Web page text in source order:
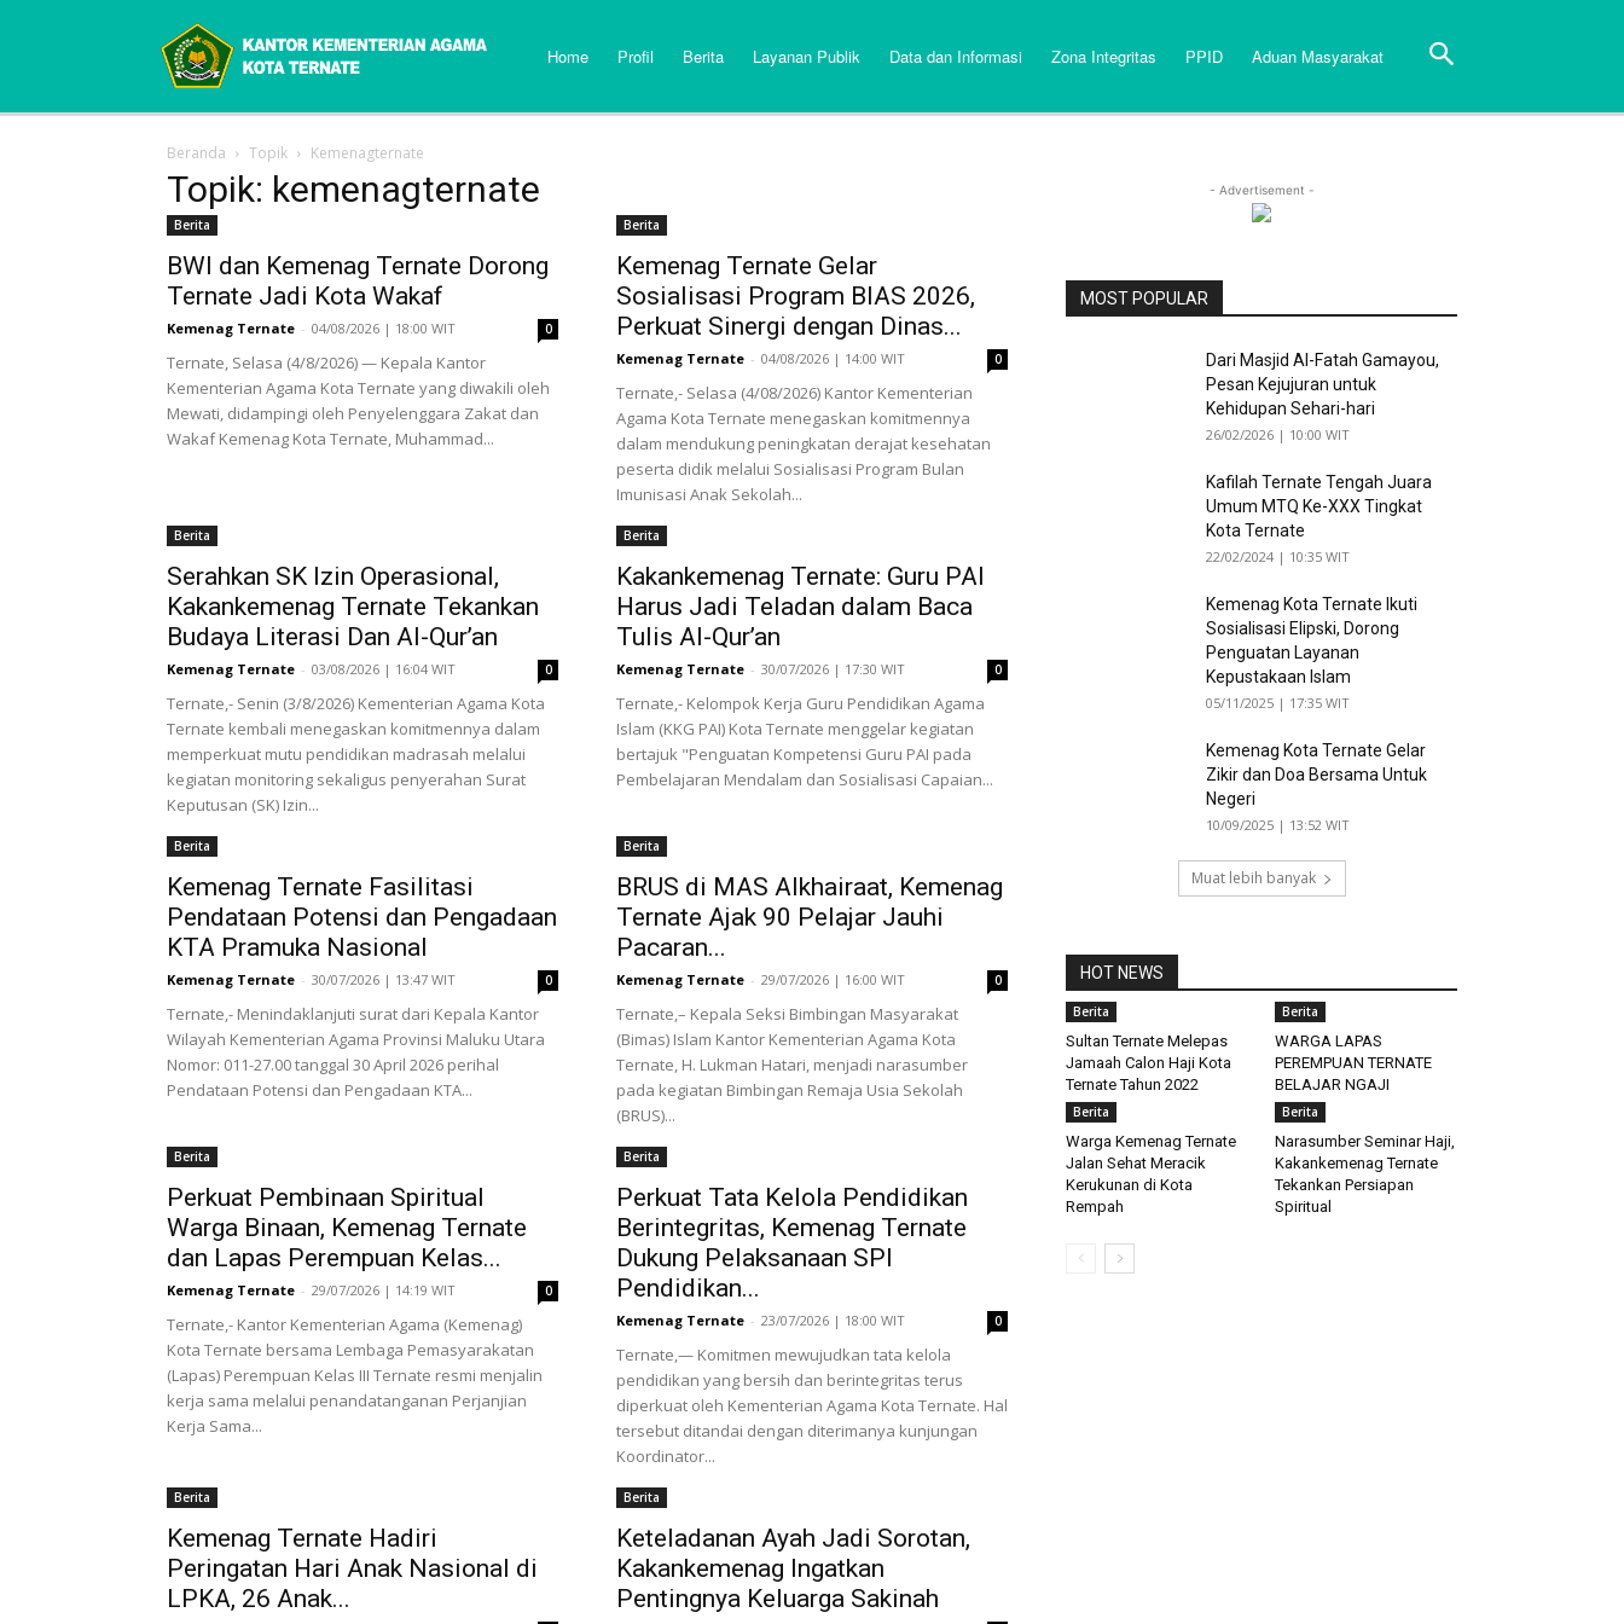
Home Profil Berita Layanan Publik Data dan Informasi Zona Integritas PPID Aduan Masyarakat
Beranda Topik Kemenagternate
Topik: kemenagternate
Berita
BWI dan Kemenag Ternate Dorong
Ternate Jadi Kota Wakaf
Kemenag Ternate - 04/08/2026 | 18:00 WIT 0
Ternate, Selasa (4/8/2026) — Kepala Kantor
Kementerian Agama Kota Ternate yang diwakili oleh
Mewati, didampingi oleh Penyelenggara Zakat dan
Wakaf Kemenag Kota Ternate, Muhammad...
Berita
Kemenag Ternate Gelar
Sosialisasi Program BIAS 2026,
Perkuat Sinergi dengan Dinas...
Kemenag Ternate - 04/08/2026 | 14:00 WIT 0
Ternate,- Selasa (4/08/2026) Kantor Kementerian
Agama Kota Ternate menegaskan komitmennya
dalam mendukung peningkatan derajat kesehatan
peserta didik melalui Sosialisasi Program Bulan
Imunisasi Anak Sekolah...
Berita
Serahkan SK Izin Operasional,
Kakankemenag Ternate Tekankan
Budaya Literasi Dan Al-Qur’an
Kemenag Ternate - 03/08/2026 | 16:04 WIT 0
Ternate,- Senin (3/8/2026) Kementerian Agama Kota
Ternate kembali menegaskan komitmennya dalam
memperkuat mutu pendidikan madrasah melalui
kegiatan monitoring sekaligus penyerahan Surat
Keputusan (SK) Izin...
Berita
Kakankemenag Ternate: Guru PAI
Harus Jadi Teladan dalam Baca
Tulis Al-Qur’an
Kemenag Ternate - 30/07/2026 | 17:30 WIT 0
Ternate,- Kelompok Kerja Guru Pendidikan Agama
Islam (KKG PAI) Kota Ternate menggelar kegiatan
bertajuk "Penguatan Kompetensi Guru PAI pada
Pembelajaran Mendalam dan Sosialisasi Capaian...
Berita
Kemenag Ternate Fasilitasi
Pendataan Potensi dan Pengadaan
KTA Pramuka Nasional
Kemenag Ternate - 30/07/2026 | 13:47 WIT 0
Ternate,- Menindaklanjuti surat dari Kepala Kantor
Wilayah Kementerian Agama Provinsi Maluku Utara
Nomor: 011-27.00 tanggal 30 April 2026 perihal
Pendataan Potensi dan Pengadaan KTA...
Berita
BRUS di MAS Alkhairaat, Kemenag
Ternate Ajak 90 Pelajar Jauhi
Pacaran...
Kemenag Ternate - 29/07/2026 | 16:00 WIT 0
Ternate,– Kepala Seksi Bimbingan Masyarakat
(Bimas) Islam Kantor Kementerian Agama Kota
Ternate, H. Lukman Hatari, menjadi narasumber
pada kegiatan Bimbingan Remaja Usia Sekolah
(BRUS)...
Berita
Perkuat Pembinaan Spiritual
Warga Binaan, Kemenag Ternate
dan Lapas Perempuan Kelas...
Kemenag Ternate - 29/07/2026 | 14:19 WIT 0
Ternate,- Kantor Kementerian Agama (Kemenag)
Kota Ternate bersama Lembaga Pemasyarakatan
(Lapas) Perempuan Kelas III Ternate resmi menjalin
kerja sama melalui penandatanganan Perjanjian
Kerja Sama...
Berita
Perkuat Tata Kelola Pendidikan
Berintegritas, Kemenag Ternate
Dukung Pelaksanaan SPI
Pendidikan...
Kemenag Ternate - 23/07/2026 | 18:00 WIT 0
Ternate,— Komitmen mewujudkan tata kelola
pendidikan yang bersih dan berintegritas terus
diperkuat oleh Kementerian Agama Kota Ternate. Hal
tersebut ditandai dengan diterimanya kunjungan
Koordinator...
Berita
Kemenag Ternate Hadiri
Peringatan Hari Anak Nasional di
LPKA, 26 Anak...
Berita
Keteladanan Ayah Jadi Sorotan,
Kakankemenag Ingatkan
Pentingnya Keluarga Sakinah
- Advertisement -
MOST POPULAR
Dari Masjid Al-Fatah Gamayou,
Pesan Kejujuran untuk
Kehidupan Sehari-hari
26/02/2026 | 10:00 WIT
Kafilah Ternate Tengah Juara
Umum MTQ Ke-XXX Tingkat
Kota Ternate
22/02/2024 | 10:35 WIT
Kemenag Kota Ternate Ikuti
Sosialisasi Elipski, Dorong
Penguatan Layanan
Kepustakaan Islam
05/11/2025 | 17:35 WIT
Kemenag Kota Ternate Gelar
Zikir dan Doa Bersama Untuk
Negeri
10/09/2025 | 13:52 WIT
Muat lebih banyak
HOT NEWS
Berita
Sultan Ternate Melepas
Jamaah Calon Haji Kota
Ternate Tahun 2022
Berita
WARGA LAPAS
PEREMPUAN TERNATE
BELAJAR NGAJI
Berita
Warga Kemenag Ternate
Jalan Sehat Meracik
Kerukunan di Kota
Rempah
Berita
Narasumber Seminar Haji,
Kakankemenag Ternate
Tekankan Persiapan
Spiritual